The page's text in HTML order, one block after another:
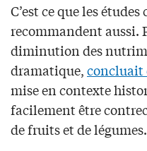
C’est ce que les
recommandent aussi.
diminution des
dramatique,concluait
mise en contexte
facilement être
de fruits et de légumes.